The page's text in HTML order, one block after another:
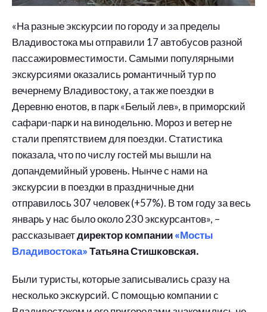
«На разные экскурсии по городу и за пределы
Владивостока мы отправили 17 автобусов разной
пассажировместимости. Самыми популярными
экскурсиями оказались романтичный тур по
вечернему Владивостоку, а так же поездки в
Деревню енотов, в парк «Белый лев», в приморский
сафари-парк и на винодельню. Мороз и ветер не
стали препятствием для поездки. Статистика
показала, что по числу гостей мы вышли на
допандемийный уровень. Нынче с нами на
экскурсии в поездки в праздничные дни
отправилось 307 человек (+57%). В том году за весь
январь у нас было около 230 экскурсантов», –
рассказываетдиректор компании«Мосты
Владивостока»Татьяна Стишковская.
Были туристы, которые записывались сразу на
несколько экскурсий. С помощью компании с